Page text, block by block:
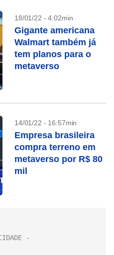
18/01/22 - 4:02min
Gigante americana
Walmart também já
tem planos para o
metaverso
14/01/22 - 16:57min
Empresa brasileira
compra terreno em
metaverso por R$ 80
mil